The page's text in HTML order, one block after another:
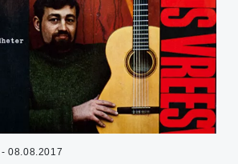
08.08.2017